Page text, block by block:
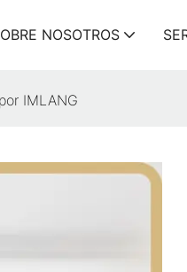
NOSOTROS
IMLANG